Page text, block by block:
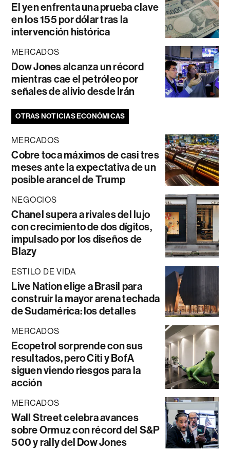
El yen enfrenta una prueba clave
en los 155 por dólar tras la
intervención histórica
MERCADOS
Dow Jones alcanza un récord
mientras cae el petróleo por
señales de alivio desde Irán
OTRAS NOTICIAS ECONÓMICAS
MERCADOS
Cobre toca máximos de casi tres
meses ante la expectativa de un
posible arancel de Trump
NEGOCIOS
Chanel supera a rivales del lujo
con crecimiento de dos dígitos,
impulsado por los diseños de
Blazy
ESTILO DE VIDA
Live Nation elige a Brasil para
construir la mayor arena techada
de Sudamérica: los detalles
MERCADOS
Ecopetrol sorprende con sus
resultados, pero Citi y BofA
siguen viendo riesgos para la
acción
MERCADOS
Wall Street celebra avances
sobre Ormuz con récord del S&P
500 y rally del Dow Jones